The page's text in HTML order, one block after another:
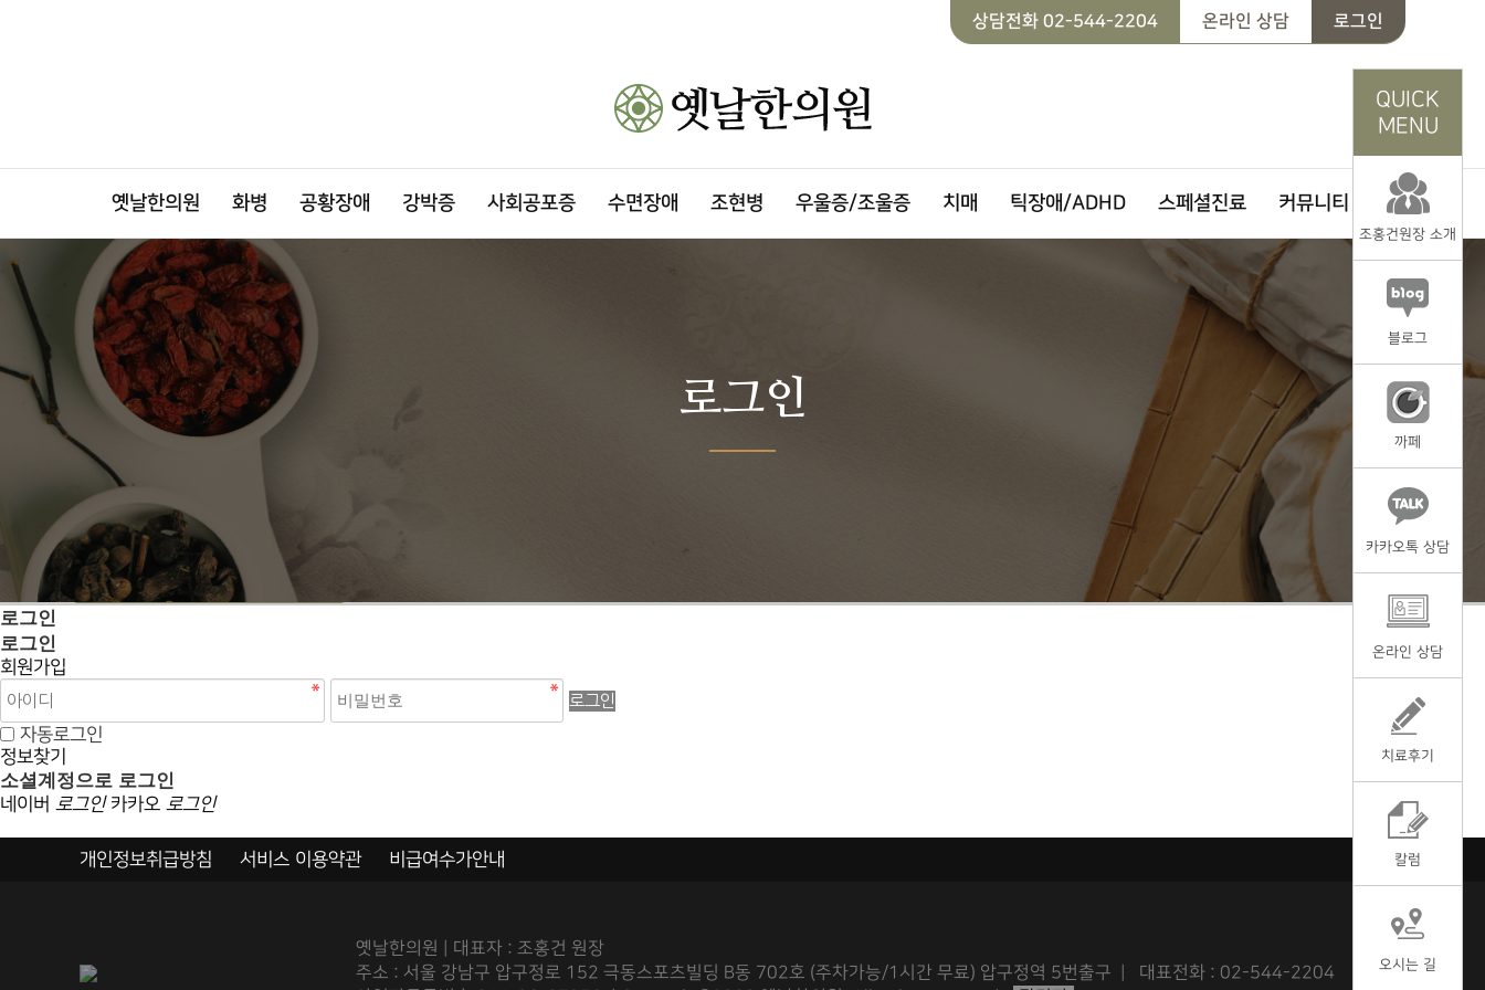
상담전화 02-544-2204 온라인 상담 로그인
옛날한의원 화병 공황장애 강박증 사회공포증 수면장애 조현병 우울증/조울증 치매 틱장애/ADHD 스페셜진료 커뮤니티
로그인
로그인
로그인
회원가입
로그인
자동로그인
정보찾기
소셜계정으로 로그인
네이버 로그인 카카오 로그인
QUICK
MENU
조홍건원장 소개
블로그
까페
카카오톡 상담
온라인 상담
치료후기
칼럼
오시는 길
개인정보취급방침 서비스 이용약관 비급여수가안내
옛날한의원 | 대표자 : 조홍건 원장
주소 : 서울 강남구 압구정로 152 극동스포츠빌딩 B동 702호 (주차가능/1시간 무료) 압구정역 5번출구 | 대표전화 : 02-544-2204